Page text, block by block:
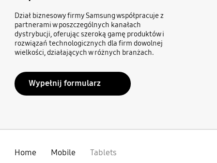
Dział biznesowy firmy Samsung współpracuje z
partnerami w poszczególnych kanałach
dystrybucji, oferując szeroką gamę produktów i
rozwiązań technologicznych dla firm dowolnej
wielkości, działających w różnych branżach.
Wypełnij formularz
Home Mobile Tablets